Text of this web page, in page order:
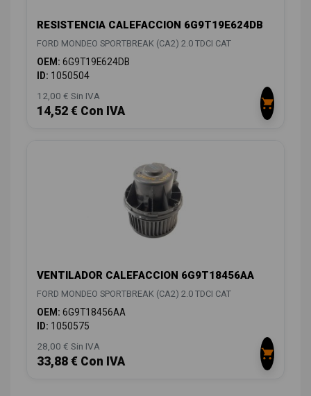
RESISTENCIA CALEFACCION 6G9T19E624DB
FORD MONDEO SPORTBREAK (CA2) 2.0 TDCI CAT
OEM: 6G9T19E624DB
ID: 1050504
12,00 € Sin IVA
14,52 € Con IVA
VENTILADOR CALEFACCION 6G9T18456AA
FORD MONDEO SPORTBREAK (CA2) 2.0 TDCI CAT
OEM: 6G9T18456AA
ID: 1050575
28,00 € Sin IVA
33,88 € Con IVA